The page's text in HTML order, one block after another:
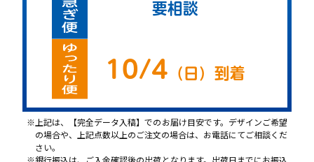
要相談
10/4 （日 ） 到着
上記は、【完全データ入稿】でのお届け目安です。デザインご希望
の場合や、上記点数以上のご注文の場合は、お電話にてご相談くだ
さい。
銀行振込は、ご入金確認後の出荷となります。出荷日までにお振込